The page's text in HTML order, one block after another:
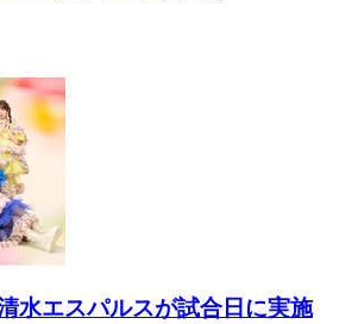
水エスパルスが試合日に実施